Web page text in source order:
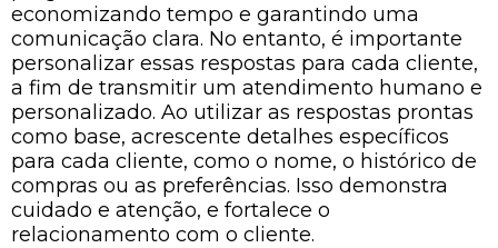
economizando tempo e garantindo uma
comunicação clara. No entanto, é importante
personalizar essas respostas para cada cliente,
a fim de transmitir um atendimento humano e
personalizado. Ao utilizar as respostas prontas
como base, acrescente detalhes específicos
para cada cliente, como o nome, o histórico de
compras ou as preferências. Isso demonstra
cuidado e atenção, e fortalece o
relacionamento com o cliente.